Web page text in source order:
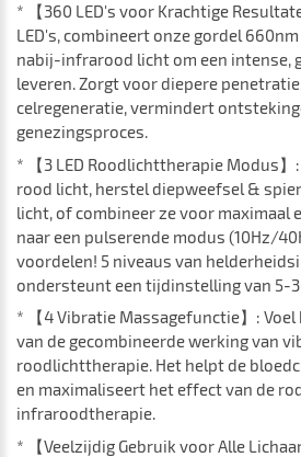
* 【360 LED's voor Krachtige
LED's, combineert onze gordel
nabij-infrarood licht om een intense,
leveren. Zorgt voor diepere
celregeneratie, vermindert
genezingsproces.
* 【3 LED Roodlichttherapie Modus
rood licht, herstel diepweefsel &
licht, of combineer ze voor maximaal
naar een pulserende modus (10Hz/
voordelen! 5 niveaus van
ondersteunt een tijdinstelling van 5-
* 【4 Vibratie Massagefunctie】:
van de gecombineerde werking van
roodlichttherapie. Het helpt de
en maximaliseert het effect van de
infraroodtherapie.
* 【Veelzijdig Gebruik voor Alle